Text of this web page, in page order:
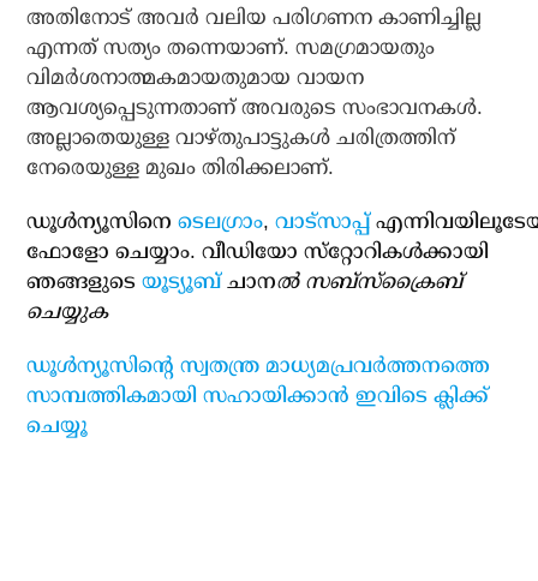
അതിനോട് അവര്‍ വലിയ പരിഗണന കാണിച്ചില്ല
എന്നത് സത്യം തന്നെയാണ്. സമഗ്രമായതും
വിമര്‍ശനാത്മകമായതുമായ വായന
ആവശ്യപ്പെടുന്നതാണ് അവരുടെ സംഭാവനകള്‍.
അല്ലാതെയുള്ള വാഴ്തുപാട്ടുകള്‍ ചരിത്രത്തിന്
നേരെയുള്ള മുഖം തിരിക്കലാണ്.
ഡൂള്‍ന്യൂസിനെടെലഗ്രാം,വാട്‌സാപ്പ്
ഫോളോ ചെയ്യാം. വീഡിയോ സ്‌റ്റോറികള്‍ക്കായി
ഞങ്ങളുടെയൂട്യൂബ്ചാനല്‍ സബ്‌സ്‌ക്രൈബ്
ചെയ്യുക
ഡൂള്‍ന്യൂസിന്റെ സ്വതന്ത്ര മാധ്യമപ്രവര്‍ത്തനത്തെ
സാമ്പത്തികമായി സഹായിക്കാന്‍ ഇവിടെ ക്ലിക്ക്
ചെയ്യൂ